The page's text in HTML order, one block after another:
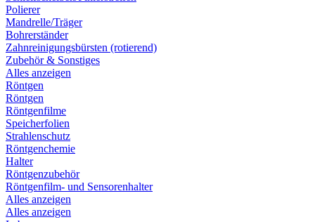
Polierer
Mandrelle/Träger
Bohrerständer
Zahnreinigungsbürsten (rotierend)
Zubehör & Sonstiges
Alles anzeigen
Röntgen
Röntgen
Röntgenfilme
Speicherfolien
Strahlenschutz
Röntgenchemie
Halter
Röntgenzubehör
Röntgenfilm- und Sensorenhalter
Alles anzeigen
Alles anzeigen